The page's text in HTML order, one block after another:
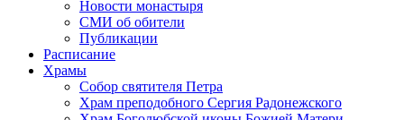
Новости монастыря
СМИ об обители
Публикации
Расписание
Храмы
Собор святителя Петра
Храм преподобного Сергия Радонежского